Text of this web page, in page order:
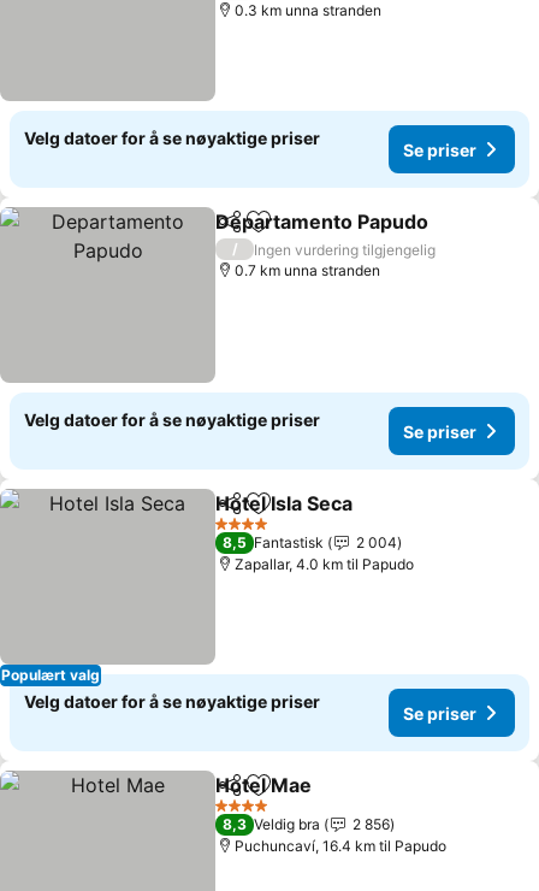
0.3 km unna stranden
Velg datoer for å se nøyaktige priser
Se priser
Del Legg til i favoritter
Departamento Papudo
/
Ingen vurdering tilgjengelig
0.7 km unna stranden
Velg datoer for å se nøyaktige priser
Se priser
Populært valg
Del Legg til i favoritter
Hotel Isla Seca
4 Stjerner
8,5 Fantastisk
2 004
Zapallar, 4.0 km til Papudo
Velg datoer for å se nøyaktige priser
Se priser
Del Legg til i favoritter
Hotel Mae
4 Stjerner
8,3 Veldig bra
2 856
Puchuncaví, 16.4 km til Papudo